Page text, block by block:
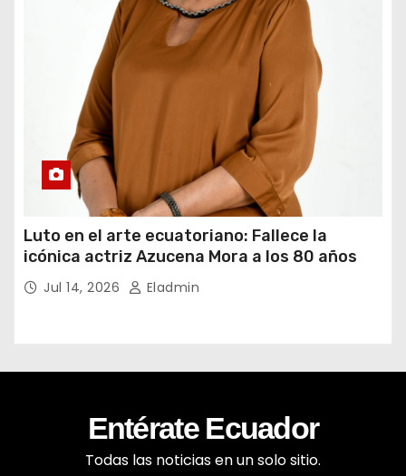
Luto en el arte ecuatoriano: Fallece la
icónica actriz Azucena Mora a los 80 años
Jul 14, 2026 Eladmin
Entérate Ecuador
Todas las noticias en un solo sitio.